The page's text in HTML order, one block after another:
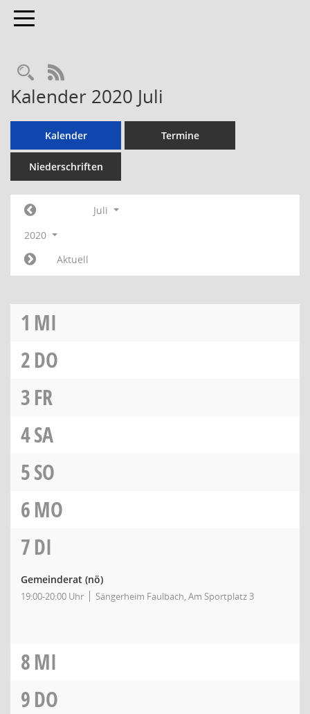
Toggle navigation
RSS-Feed
Kalender 2020 Juli
Kalender Termine
Niederschriften
Juli
2020
Aktuell
1 MI
2DO
3FR
4SA
5SO
6MO
7DI
Gemeinderat (nö)
19:00-20:00 Uhr Sängerheim Faulbach, Am Sportplatz 3
8MI
9DO